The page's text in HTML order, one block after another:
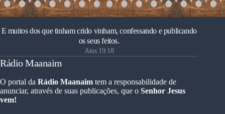
E muitos dos que tinham crido vinham, confessando e publicando
os seus feitos.
Atos 19:18
Rádio Maanaim
O portal da Rádio Maanaim tem a responsabilidade de
anunciar, através de suas publicações, que o Senhor Jesus
vem!